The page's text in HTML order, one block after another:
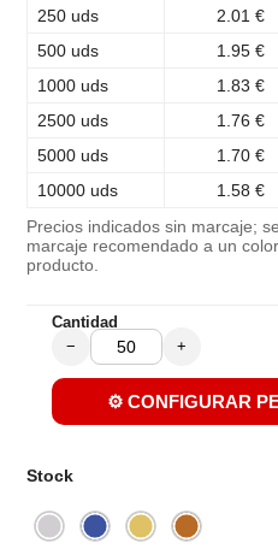
250 uds
2.01 €
500 uds
1.95 €
1000 uds
1.83 €
2500 uds
1.76 €
5000 uds
1.70 €
10000 uds
1.58 €
Precios indicados sin marcaje;
marcaje recomendado a un
producto.
Cantidad
− +
⚙️ CONFIGURAR
Stock